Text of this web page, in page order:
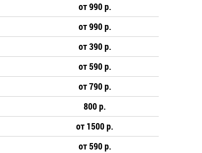
от 990 р.
от 990 р.
от 390 р.
от 590 р.
от 790 р.
800 р.
от 1500 р.
от 590 р.